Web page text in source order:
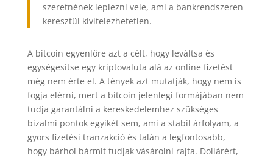
szeretnének leplezni vele, ami a bankrendszeren
keresztül kivitelezhetetlen.
A bitcoin egyenlőre azt a célt, hogy leváltsa és
egységesítse egy kriptovaluta alá az online fizetést
még nem érte el. A tények azt mutatják, hogy nem is
fogja elérni, mert a bitcoin jelenlegi formájában nem
tudja garantálni a kereskedelemhez szükséges
bizalmi pontok egyikét sem, ami a stabil árfolyam, a
gyors fizetési tranzakció és talán a legfontosabb,
hogy bárhol bármit tudjak vásárolni rajta. Dollárért,